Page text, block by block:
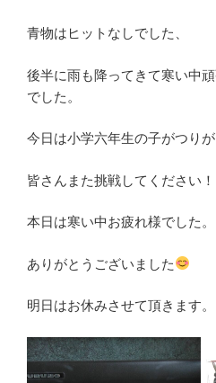
青物はヒットなしでした、
後半に雨も降ってきて寒い中
でした。
今日は小学六年生の子がつりが
皆さんまた挑戦してください！
本日は寒い中お疲れ様でした。
ありがとうございました
明日はお休みさせて頂きます。